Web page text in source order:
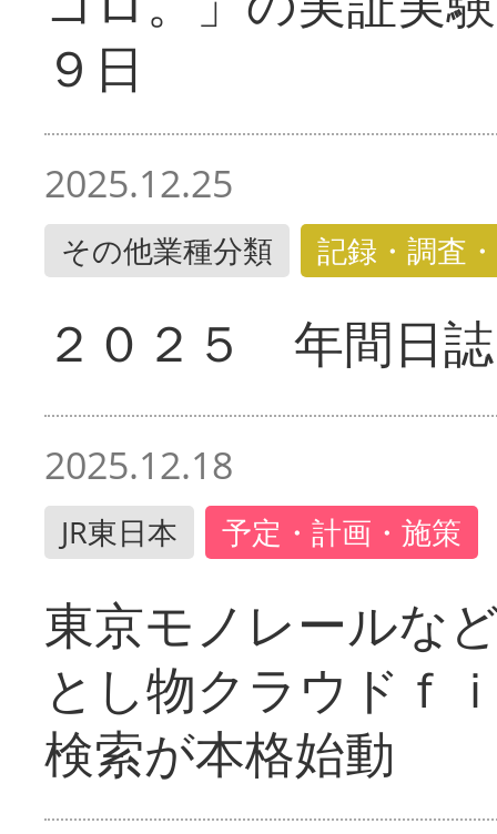
９日
2025.12.25
その他業種分類 記録・調査
２０２５ 年間日誌
2025.12.18
JR東日本 予定・計画・施策
東京モノレールな
とし物クラウドｆ
検索が本格始動